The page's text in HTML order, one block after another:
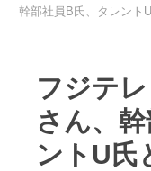
幹部社員B氏、タレント
フジテ
さん、
ントU氏